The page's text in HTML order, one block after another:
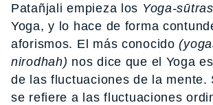
Patañjali empieza los Yoga-
Yoga, y lo hace de forma
aforismos. El más conocido
nirodhah) nos dice que el Yoga
de las fluctuaciones de la mente.
se refiere a las fluctuaciones